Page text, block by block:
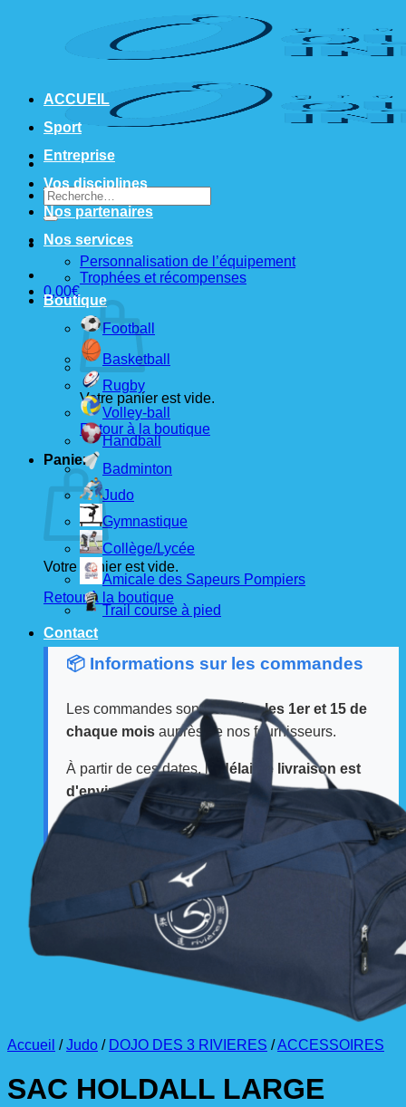
Recherche
pour :
0,00€
Votre panier est vide.
Retour à la boutique
Panier
Votre panier est vide.
Retour à la boutique
📦 Informations sur les commandes
Les commandes sont passéesles 1er et 15 de
chaque mois auprès de nos fournisseurs.
À partir de ces dates, le
délai de livraison est
d'environ 3 semaines
La livraison est effectuéedirectement au club.
La commande est à récupérer auprès du
référent des équipements du club
ACCUEIL
Sport
Entreprise
Vos disciplines
Nos partenaires
Nos services
Personnalisation de l’équipement
Trophées et récompenses
Boutique
Football
Basketball
Rugby
Volley-ball
Handball
Badminton
Judo
Gymnastique
Collège/Lycée
Amicale des Sapeurs Pompiers
Trail course à pied
Contact
Accueil / Judo / DOJO DES 3 RIVIERES /ACCESSOIRES
SAC HOLDALL LARGE